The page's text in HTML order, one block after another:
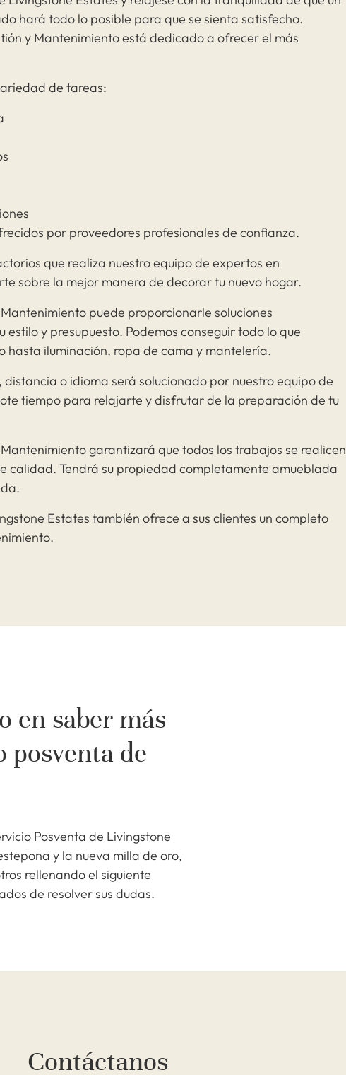
hará todo lo posible para que se sienta satisfecho.
y Mantenimiento está dedicado a ofrecer el más
de tareas:
por proveedores profesionales de confianza.
que realiza nuestro equipo de expertos en
sobre la mejor manera de decorar tu nuevo hogar.
puede proporcionarle soluciones
y presupuesto. Podemos conseguir todo lo que
hasta iluminación, ropa de cama y mantelería.
o idioma será solucionado por nuestro equipo de
tiempo para relajarte y disfrutar de la preparación de tu
garantizará que todos los trabajos se realicen
calidad. Tendrá su propiedad completamente amueblada
Estates también ofrece a sus clientes un completo
en saber más
posventa de
Posventa de Livingstone
y la nueva milla de oro,
rellenando el siguiente
de resolver sus dudas.
Contáctanos